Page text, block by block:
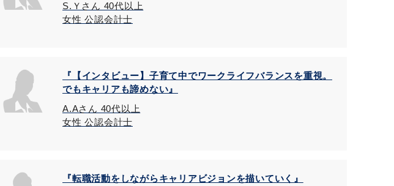
S.Ｙさん 40代以上
女性 公認会計士
『【インタビュー】子育て中でワークライフバランスを重視。
でもキャリアも諦めない』
A.Aさん 40代以上
女性 公認会計士
『転職活動をしながらキャリアビジョンを描いていく』